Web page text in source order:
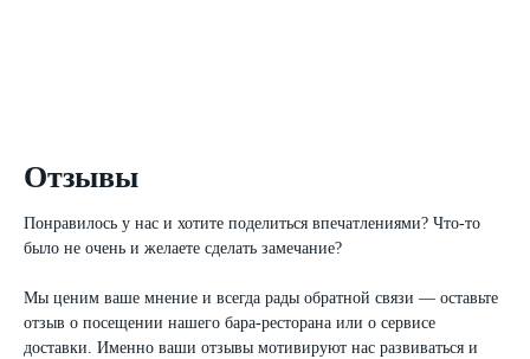
Отзывы
Понравилось у нас и хотите поделиться впечатлениями? Что-то
было не очень и желаете сделать замечание?
Мы ценим ваше мнение и всегда рады обратной связи — оставьте
отзыв о посещении нашего бара-ресторана или о сервисе
доставки. Именно ваши отзывы мотивируют нас развиваться и